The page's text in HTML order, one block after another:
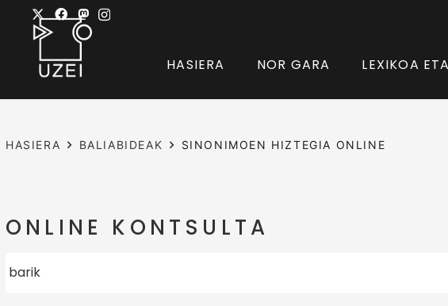
HASIERA NOR GARA LEXIKOA
HASIERA BALIABIDEAK SINONIMOEN HIZTEGIA ONLINE
ONLINE KONTSULTA